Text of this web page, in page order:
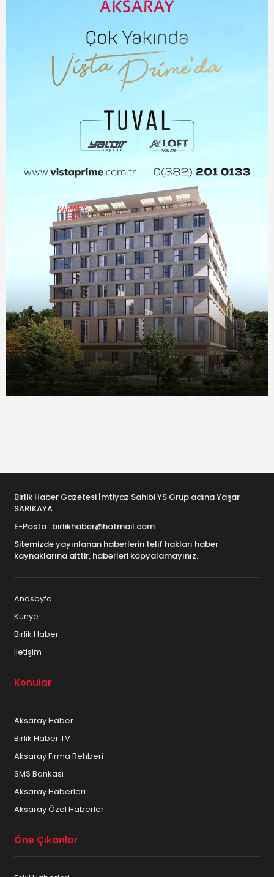
Birlik Haber Gazetesi İmtiyaz Sahibi YS Grup adına Yaşar
SARIKAYA
E-Posta : birlikhaber@hotmail.com
Sitemizde yayınlanan haberlerin telif hakları haber
kaynaklarına aittir, haberleri kopyalamayınız.
Anasayfa
Künye
Birlik Haber
İletişim
Konular
Aksaray Haber
Birlik Haber TV
Aksaray Firma Rehberi
SMS Bankası
Aksaray Haberleri
Aksaray Özel Haberler
Öne Çıkanlar